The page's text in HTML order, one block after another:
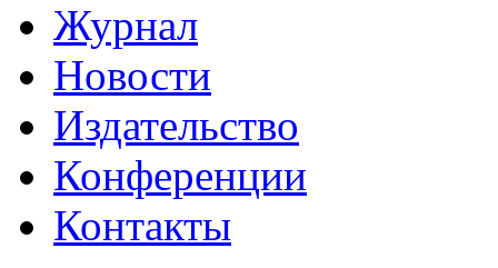
Журнал
Новости
Издательство
Конференции
Контакты